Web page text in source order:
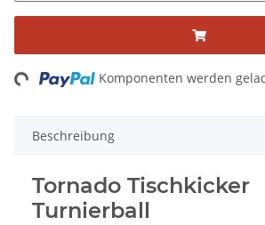
Komponenten werden
Beschreibung
Tornado Tischkicker
Turnierball